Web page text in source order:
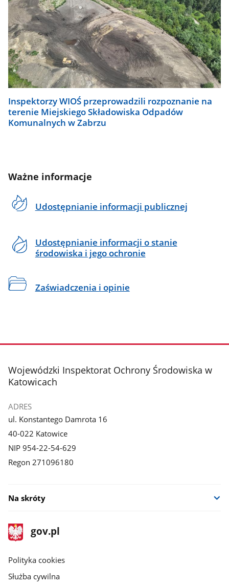
Inspektorzy WIOŚ przeprowadzili rozpoznanie na
terenie Miejskiego Składowiska Odpadów
Komunalnych w Zabrzu
Ważne informacje
Udostępnianie informacji publicznej
Udostępnianie informacji o stanie
środowiska i jego ochronie
Zaświadczenia i opinie
stopka
Wojewódzki Inspektorat Ochrony Środowiska w
Katowicach
ADRES
ul. Konstantego Damrota 16
40-022 Katowice
NIP 954-22-54-629
Regon 271096180
Na skróty
stopka
gov.pl
Strona
gov.pl
gov.pl
Polityka cookies
Służba cywilna